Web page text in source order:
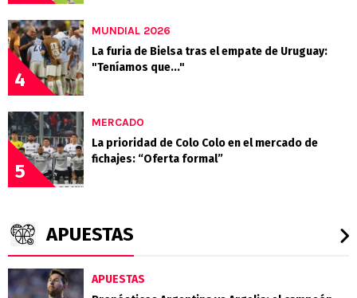
4
MUNDIAL 2026
La furia de Bielsa tras el empate de Uruguay:
"Teníamos que..."
5
MERCADO
La prioridad de Colo Colo en el mercado de
fichajes: “Oferta formal”
APUESTAS
APUESTAS